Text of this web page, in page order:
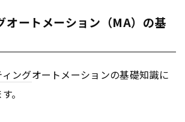
オートメーション（MA）の基
ングオートメーションの基礎知識に
。